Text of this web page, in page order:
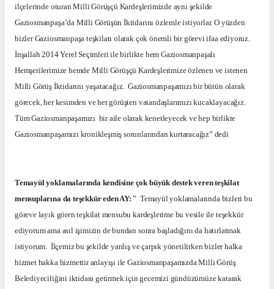
ilçelerinde oturan Milli Görüşçü Kardeşlerimizde aynı şekilde
Gaziosmanpaşa’da Milli Görüşün İktidarını özlemle istiyorlar. O yüzden
bizler Gaziosmanpaşa teşkilatı olarak çok önemli bir görevi ifaa ediyoruz.
İnşallah 2014 Yerel Seçimleri ile birlikte hem Gaziosmanpaşalı
Hemşerilerimize hemde Milli Görüşçü Kardeşlerimize özlenen ve istenen
Milli Görüş İktidarını yaşatacağız. Gaziosmanpaşamızı bir bütün olarak
görecek, her kesimden ve her görüşten vatandaşlarımızı kucaklayacağız.
Tüm Gaziosmanpaşamızı bir aile olarak kenetleyecek ve hep birlikte
Gaziosmanpaşamızı kronikleşmiş sorunlarından kurtaracağız” dedi
Temayül yoklamalarında kendisine çok büyük destek veren teşkilat
mensuplarına da teşekkür eden AY:” Temayül yoklamalarında bizleri bu
göreve layık gören teşkilat mensubu kardeşlerime bu vesile ile teşekkür
ediyorum ama asıl işimizin de bundan sonra başladığını da hatırlatmak
istiyorum. İlçemiz bu şekilde yanlış ve çarpık yönetilirken bizler halka
hizmet hakka hizmettir anlayışı ile Gaziosmanpaşamızda Milli Görüş
Belediyeciliğini iktidara getirmek için gecemizi gündüzümüze katarak